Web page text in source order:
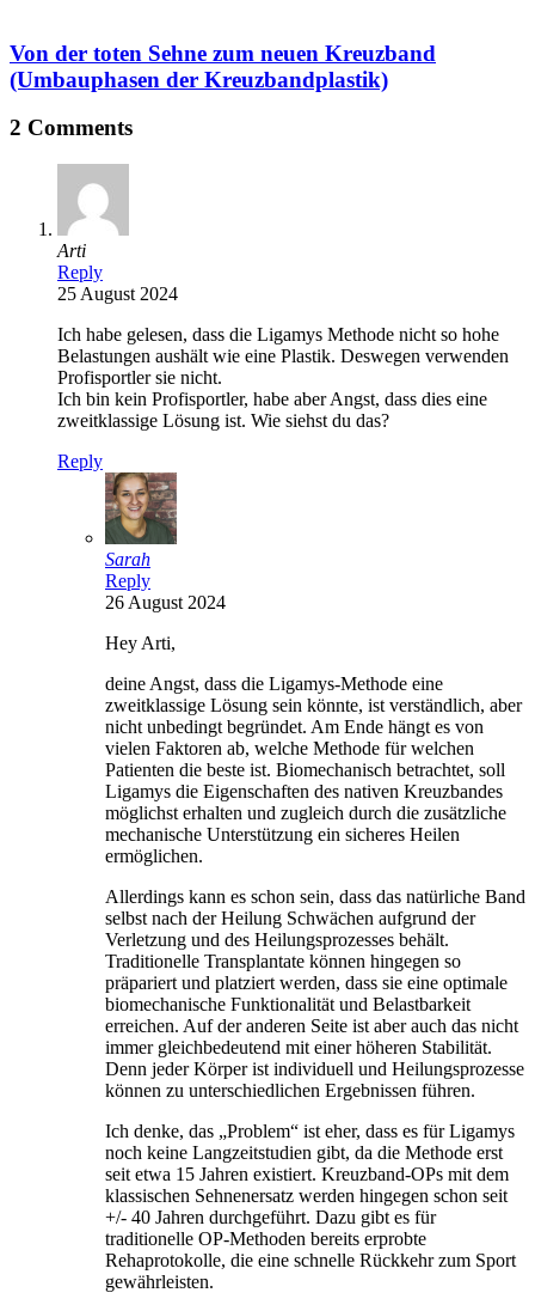
Von der toten Sehne zum neuen Kreuzband
(Umbauphasen der Kreuzbandplastik)
2 Comments
Arti
Reply
25 August 2024
Ich habe gelesen, dass die Ligamys Methode nicht so hohe
Belastungen aushält wie eine Plastik. Deswegen verwenden
Profisportler sie nicht.
Ich bin kein Profisportler, habe aber Angst, dass dies eine
zweitklassige Lösung ist. Wie siehst du das?
Reply
Sarah
Reply
26 August 2024
Hey Arti,
deine Angst, dass die Ligamys-Methode eine
zweitklassige Lösung sein könnte, ist verständlich, aber
nicht unbedingt begründet. Am Ende hängt es von
vielen Faktoren ab, welche Methode für welchen
Patienten die beste ist. Biomechanisch betrachtet, soll
Ligamys die Eigenschaften des nativen Kreuzbandes
möglichst erhalten und zugleich durch die zusätzliche
mechanische Unterstützung ein sicheres Heilen
ermöglichen.
Allerdings kann es schon sein, dass das natürliche Band
selbst nach der Heilung Schwächen aufgrund der
Verletzung und des Heilungsprozesses behält.
Traditionelle Transplantate können hingegen so
präpariert und platziert werden, dass sie eine optimale
biomechanische Funktionalität und Belastbarkeit
erreichen. Auf der anderen Seite ist aber auch das nicht
immer gleichbedeutend mit einer höheren Stabilität.
Denn jeder Körper ist individuell und Heilungsprozesse
können zu unterschiedlichen Ergebnissen führen.
Ich denke, das „Problem“ ist eher, dass es für Ligamys
noch keine Langzeitstudien gibt, da die Methode erst
seit etwa 15 Jahren existiert. Kreuzband-OPs mit dem
klassischen Sehnenersatz werden hingegen schon seit
+/- 40 Jahren durchgeführt. Dazu gibt es für
traditionelle OP-Methoden bereits erprobte
Rehaprotokolle, die eine schnelle Rückkehr zum Sport
gewährleisten.